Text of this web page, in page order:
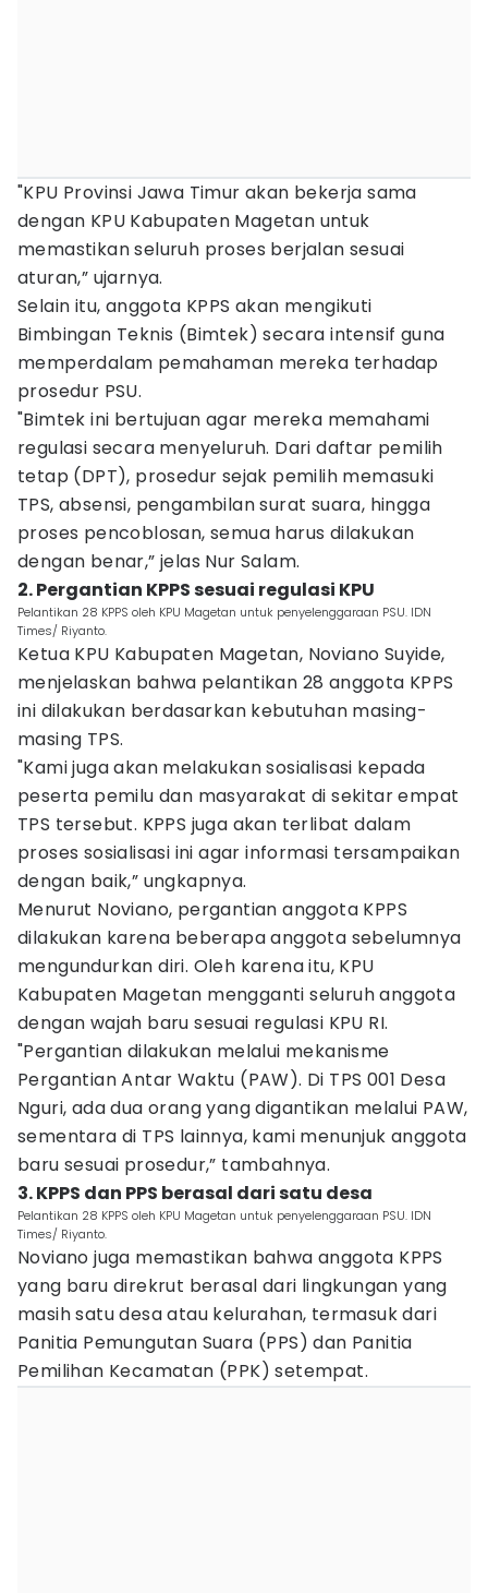
"KPU Provinsi Jawa Timur akan bekerja sama
dengan KPU Kabupaten Magetan untuk
memastikan seluruh proses berjalan sesuai
aturan,” ujarnya.
Selain itu, anggota KPPS akan mengikuti
Bimbingan Teknis (Bimtek) secara intensif guna
memperdalam pemahaman mereka terhadap
prosedur PSU.
"Bimtek ini bertujuan agar mereka memahami
regulasi secara menyeluruh. Dari daftar pemilih
tetap (DPT), prosedur sejak pemilih memasuki
TPS, absensi, pengambilan surat suara, hingga
proses pencoblosan, semua harus dilakukan
dengan benar,” jelas Nur Salam.
2. Pergantian KPPS sesuai regulasi KPU
Pelantikan 28 KPPS oleh KPU Magetan untuk penyelenggaraan PSU. IDN
Times/ Riyanto.
Ketua KPU Kabupaten Magetan, Noviano Suyide,
menjelaskan bahwa pelantikan 28 anggota KPPS
ini dilakukan berdasarkan kebutuhan masing-
masing TPS.
"Kami juga akan melakukan sosialisasi kepada
peserta pemilu dan masyarakat di sekitar empat
TPS tersebut. KPPS juga akan terlibat dalam
proses sosialisasi ini agar informasi tersampaikan
dengan baik,” ungkapnya.
Menurut Noviano, pergantian anggota KPPS
dilakukan karena beberapa anggota sebelumnya
mengundurkan diri. Oleh karena itu, KPU
Kabupaten Magetan mengganti seluruh anggota
dengan wajah baru sesuai regulasi KPU RI.
"Pergantian dilakukan melalui mekanisme
Pergantian Antar Waktu (PAW). Di TPS 001 Desa
Nguri, ada dua orang yang digantikan melalui PAW,
sementara di TPS lainnya, kami menunjuk anggota
baru sesuai prosedur,” tambahnya.
3. KPPS dan PPS berasal dari satu desa
Pelantikan 28 KPPS oleh KPU Magetan untuk penyelenggaraan PSU. IDN
Times/ Riyanto.
Noviano juga memastikan bahwa anggota KPPS
yang baru direkrut berasal dari lingkungan yang
masih satu desa atau kelurahan, termasuk dari
Panitia Pemungutan Suara (PPS) dan Panitia
Pemilihan Kecamatan (PPK) setempat.